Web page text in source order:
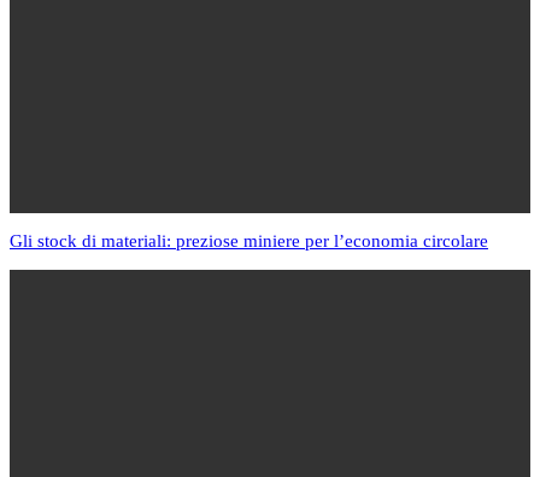
Gli stock di materiali: preziose miniere per l’economia circolare